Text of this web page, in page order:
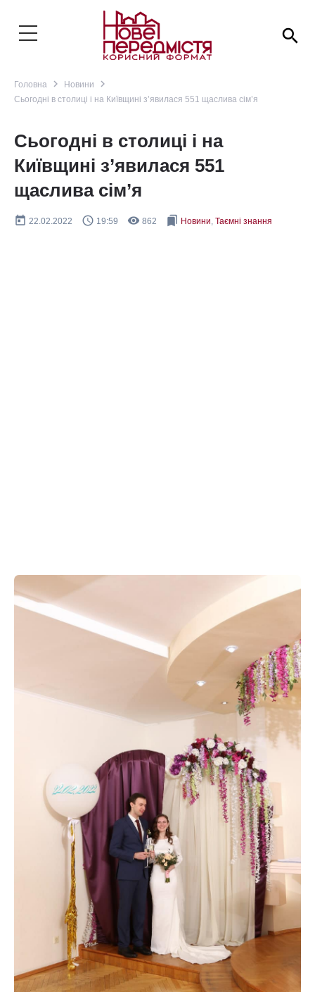
search
Головна navigate_next Новини navigate_next
Сьогодні в столиці і на Київщині з’явилася 551 щаслива сім’я
Сьогодні в столиці і на
Київщині з’явилася 551
щаслива сім’я
today 22.02.2022 query_builder 19:59 remove_red_eye 862 bookmarks Новини, Таємні знання